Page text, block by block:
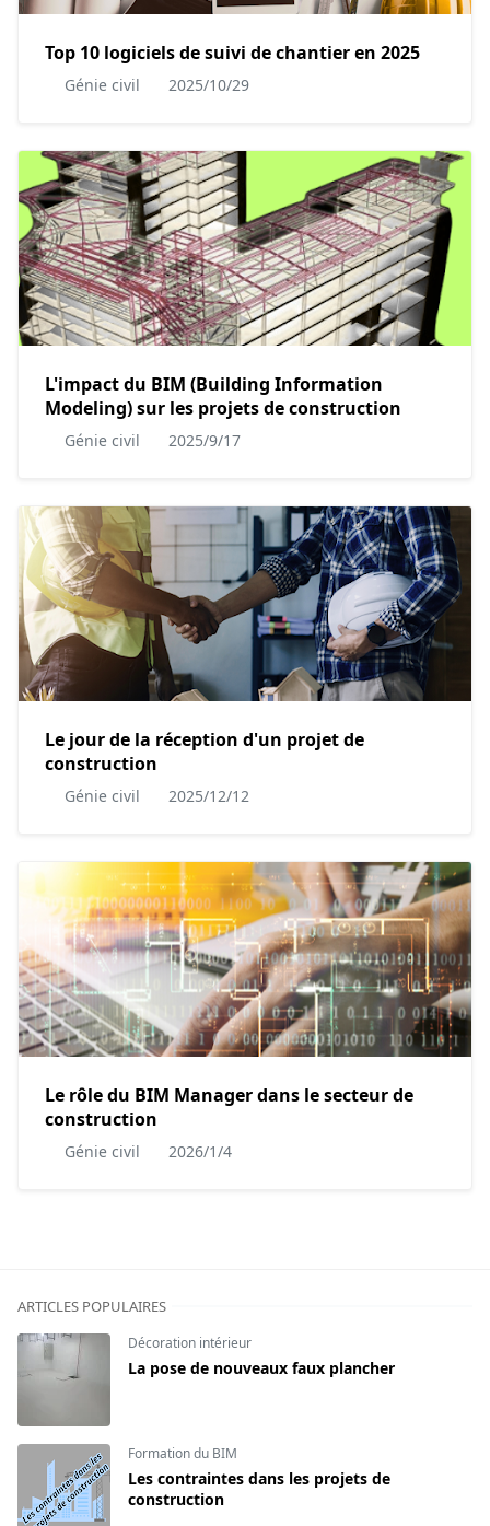
Top 10 logiciels de suivi de chantier en 2025
Génie civil 2025/10/29
L'impact du BIM (Building Information
Modeling) sur les projets de construction
Génie civil 2025/9/17
Le jour de la réception d'un projet de
construction
Génie civil 2025/12/12
Le rôle du BIM Manager dans le secteur de
construction
Génie civil 2026/1/4
ARTICLES POPULAIRES
Décoration intérieur
La pose de nouveaux faux plancher
Formation du BIM
Les contraintes dans les projets de
construction